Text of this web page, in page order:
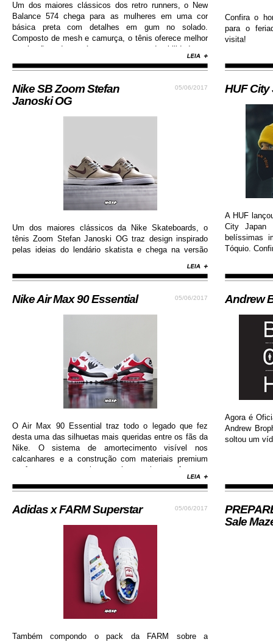
Um dos maiores clássicos dos retro runners, o New
Balance 574 chega para as mulheres em uma cor
básica preta com detalhes em gum no solado.
Composto de mesh e camurça, o tênis oferece melhor
respiração dos pés e garante durabilidade e
05/06/2017
Nike SB Zoom Stefan
Janoski OG
Um dos maiores clássicos da Nike Skateboards, o
tênis Zoom Stefan Janoski OG traz design inspirado
pelas ideias do lendário skatista e chega na versão
de solado de borracha que permite maior aderência.
05/06/2017
Nike Air Max 90 Essential
O Air Max 90 Essential traz todo o legado que fez
desta uma das silhuetas mais queridas entre os fãs da
Nike. O sistema de amortecimento visível nos
calcanhares e a construção com materiais premium
conferem ao sneaker muito mais conforto e
durabilidade, além de contar com colorway estilosa e
moderna...
05/06/2017
Adidas x FARM Superstar
Também compondo o pack da FARM sobre a
Confira o
para o
visita!
HUF City
A HUF
City Japan
belíssimas
Tóquio.
Andrew
Agora é
Andrew
soltou um
Sale